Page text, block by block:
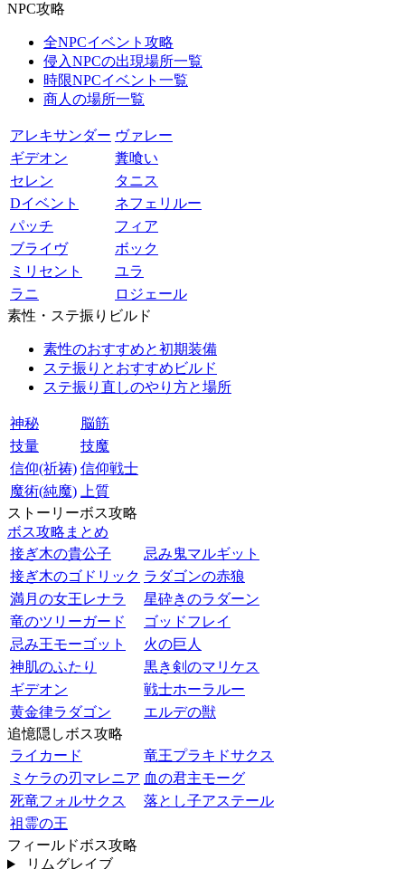
NPC攻略
全NPCイベント攻略
侵入NPCの出現場所一覧
時限NPCイベント一覧
商人の場所一覧
アレキサンダー ヴァレー
ギデオン
糞喰い
セレン
タニス
Dイベント
ネフェリルー
パッチ
フィア
ブライヴ
ボック
ミリセント
ユラ
ラニ
ロジェール
素性・ステ振りビルド
素性のおすすめと初期装備
ステ振りとおすすめビルド
ステ振り直しのやり方と場所
神秘
脳筋
技量
技魔
信仰(祈祷) 信仰戦士
魔術(純魔)
上質
ストーリーボス攻略
ボス攻略まとめ
接ぎ木の貴公子
忌み鬼マルギット
接ぎ木のゴドリック ラダゴンの赤狼
満月の女王レナラ
星砕きのラダーン
竜のツリーガード
ゴッドフレイ
忌み王モーゴット
火の巨人
神肌のふたり
黒き剣のマリケス
ギデオン
戦士ホーラルー
黄金律ラダゴン
エルデの獣
追憶隠しボス攻略
ライカード
竜王プラキドサクス
ミケラの刃マレニア 血の君主モーグ
死竜フォルサクス
落とし子アステール
祖霊の王
フィールドボス攻略
リムグレイブ